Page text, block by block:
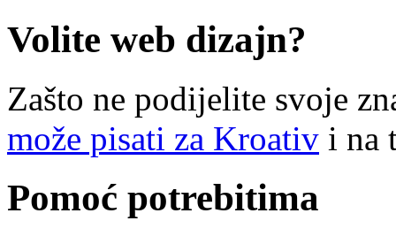
Volite web dizajn?
Zašto ne podijelite svoje
može pisati za Kroativ i na
Pomoć potrebitima